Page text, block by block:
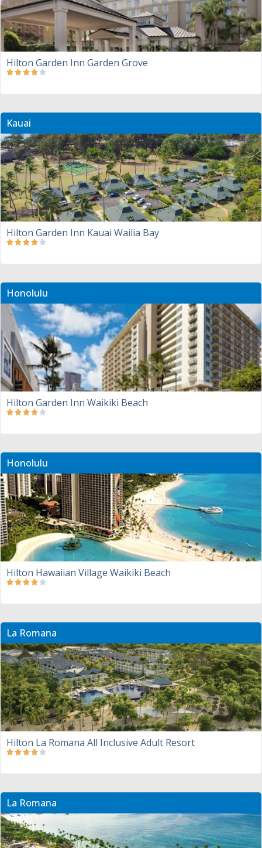
Hilton Garden Inn Garden Grove
Kauai
Hilton Garden Inn Kauai Wailia Bay
Honolulu
Hilton Garden Inn Waikiki Beach
Honolulu
Hilton Hawaiian Village Waikiki Beach
La Romana
Hilton La Romana All Inclusive Adult Resort
La Romana